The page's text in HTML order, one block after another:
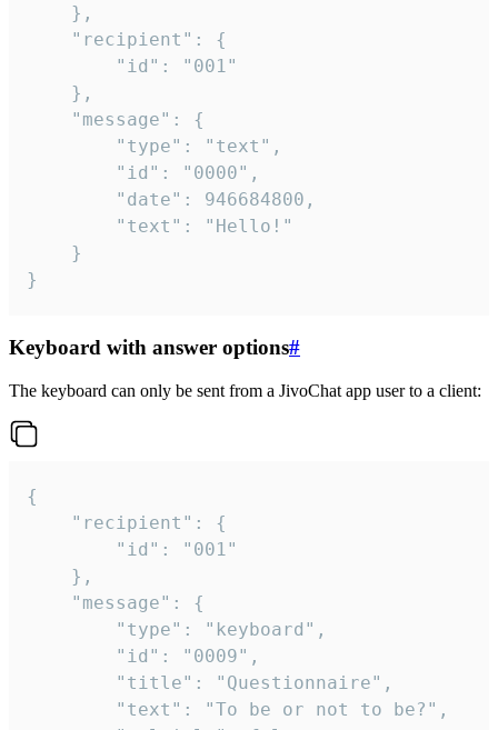
}
Keyboard with answer options#
The keyboard can only be sent from a JivoChat app user to a client:
{